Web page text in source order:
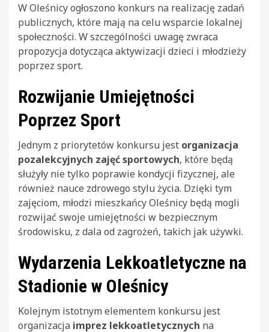
W Oleśnicy ogłoszono konkurs na realizację zadań
publicznych, które mają na celu wsparcie lokalnej
społeczności. W szczególności uwagę zwraca
propozycja dotycząca aktywizacji dzieci i młodzieży
poprzez sport.
Rozwijanie Umiejętności
Poprzez Sport
Jednym z priorytetów konkursu jest organizacja
pozalekcyjnych zajęć sportowych, które będą
służyły nie tylko poprawie kondycji fizycznej, ale
również nauce zdrowego stylu życia. Dzięki tym
zajęciom, młodzi mieszkańcy Oleśnicy będą mogli
rozwijać swoje umiejętności w bezpiecznym
środowisku, z dala od zagrożeń, takich jak używki.
Wydarzenia Lekkoatletyczne na
Stadionie w Oleśnicy
Kolejnym istotnym elementem konkursu jest
organizacja imprez lekkoatletycznych na